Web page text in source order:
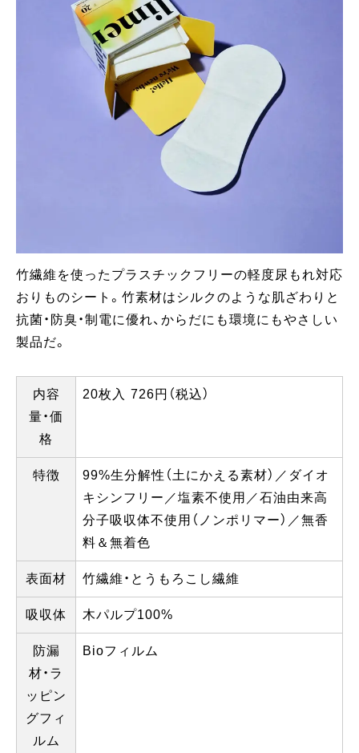
竹繊維を使ったプラスチックフリーの軽度尿もれ対応
おりものシート。竹素材はシルクのような肌ざわりと
抗菌・防臭・制電に優れ、からだにも環境にもやさしい
製品だ。
内容
量・価
格
20枚入 726円（税込）
特徴
99%生分解性（土にかえる素材）／ダイオ
キシンフリー／塩素不使用／石油由来高
分子吸収体不使用（ノンポリマー）／無香
料＆無着色
表面材 竹繊維・とうもろこし繊維
吸収体 木パルプ100%
防漏
材・ラ
ッピン
グフィ
ルム
Bioフィルム